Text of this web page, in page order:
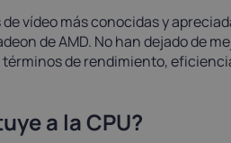
vídeo más conocidas y
de AMD. No han dejado de
de rendimiento,
a la CPU?